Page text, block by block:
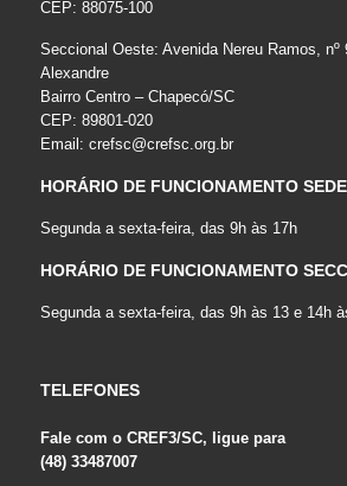
CEP: 88075-100
Seccional Oeste: Avenida Nereu Ramos, nº
Alexandre
Bairro Centro – Chapecó/SC
CEP: 89801-020
Email: crefsc@crefsc.org.br
HORÁRIO DE FUNCIONAMENTO
Segunda a sexta-feira, das 9h às 17h
HORÁRIO DE FUNCIONAMENTO
Segunda a sexta-feira, das 9h às 13 e 14h
TELEFONES
Fale com o CREF3/SC, ligue para
(48) 33487007